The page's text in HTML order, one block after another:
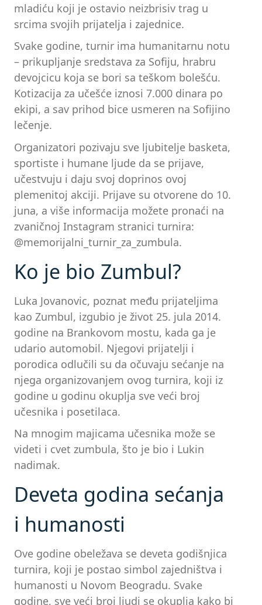
mladiću koji je ostavio neizbrisiv trag u
srcima svojih prijatelja i zajednice.
Svake godine, turnir ima humanitarnu notu
– prikupljanje sredstava za Sofiju, hrabru
devojcicu koja se bori sa teškom bolešću.
Kotizacija za učešće iznosi 7.000 dinara po
ekipi, a sav prihod bice usmeren na Sofijino
lečenje.
Organizatori pozivaju sve ljubitelje basketa,
sportiste i humane ljude da se prijave,
učestvuju i daju svoj doprinos ovoj
plemenitoj akciji. Prijave su otvorene do 10.
juna, a više informacija možete pronaći na
zvaničnoj Instagram stranici turnira:
@memorijalni_turnir_za_zumbula.
Ko je bio Zumbul?
Luka Jovanovic, poznat među prijateljima
kao Zumbul, izgubio je život 25. jula 2014.
godine na Brankovom mostu, kada ga je
udario automobil. Njegovi prijatelji i
porodica odlučili su da očuvaju sećanje na
njega organizovanjem ovog turnira, koji iz
godine u godinu okuplja sve veći broj
učesnika i posetilaca.
Na mnogim majicama učesnika može se
videti i cvet zumbula, što je bio i Lukin
nadimak.
Deveta godina sećanja
i humanosti
Ove godine obeležava se deveta godišnjica
turnira, koji je postao simbol zajedništva i
humanosti u Novom Beogradu. Svake
godine, sve veći broj ljudi se okuplja kako bi